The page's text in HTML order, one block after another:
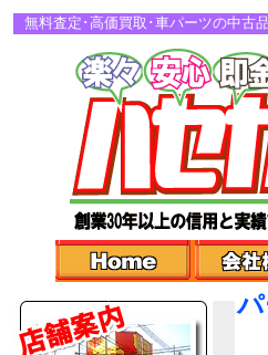
無料査定･高価買取･車パーツの中古